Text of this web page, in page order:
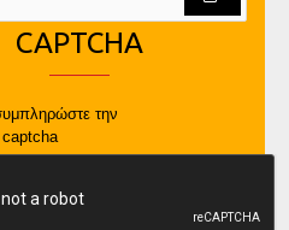
CAPTCHA
την